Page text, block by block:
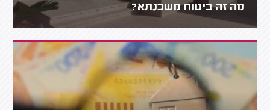
מה זה ביטוח משכנתא?